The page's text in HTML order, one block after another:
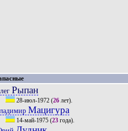
Рыпан
28-июл-1972(26лет).
Мацигура
14-май-1975(23года).